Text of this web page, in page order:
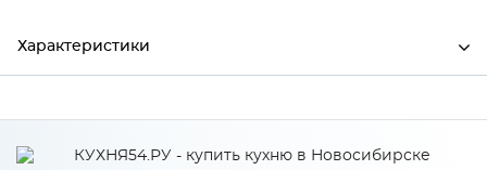
Характеристики